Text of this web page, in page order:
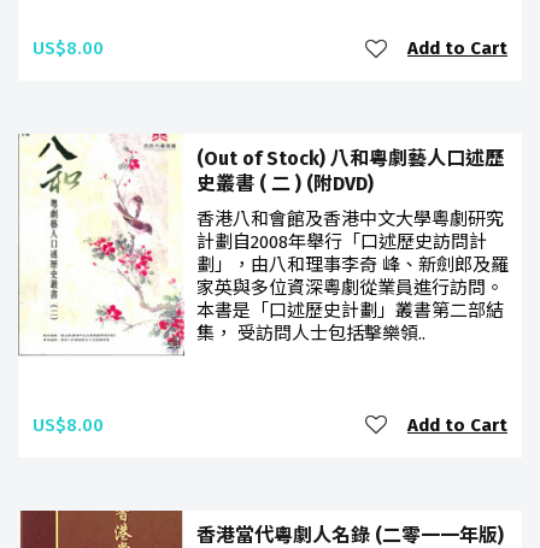
US$8.00 Add to Cart
(Out of Stock) 八和粵劇藝人口述歷
史叢書 ( 二 ) (附DVD)
香港八和會館及香港中文大學粵劇研究
計劃自2008年舉行「口述歷史訪問計
劃」，由八和理事李奇 峰、新劍郎及羅
家英與多位資深粵劇從業員進行訪問。
本書是「口述歷史計劃」叢書第二部結
集， 受訪問人士包括擊樂領..
US$8.00 Add to Cart
香港當代粵劇人名錄 (二零一一年版)